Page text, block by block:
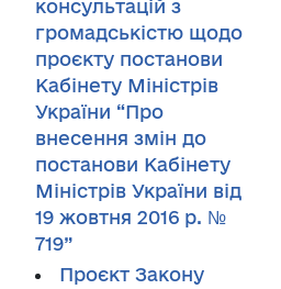
консультацій з
громадськістю щодо
проєкту постанови
Кабінету Міністрів
України “Про
внесення змін до
постанови Кабінету
Міністрів України від
19 жовтня 2016 р. №
719”
Проєкт Закону